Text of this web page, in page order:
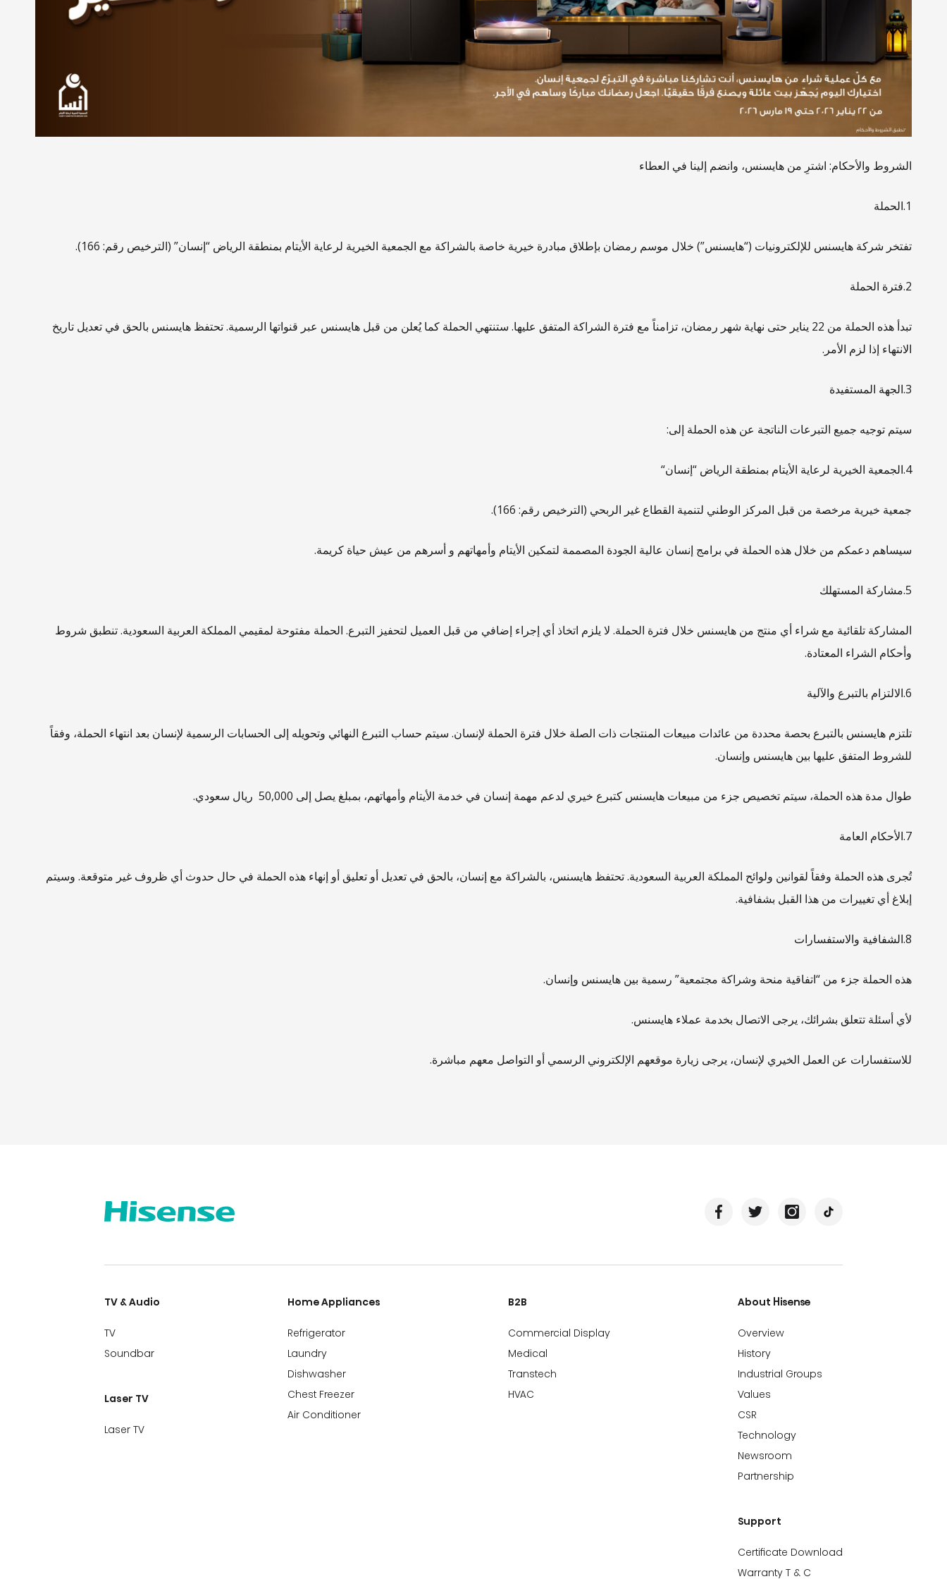
الشروط والأحكام: اشترِ من هايسنس، وانضم إلينا في العطاء
1.الحملة
تفتخر شركة هايسنس للإلكترونيات (“هايسنس”) خلال موسم رمضان بإطلاق مبادرة خيرية خاصة بالشراكة مع الجمعية الخيرية لرعاية الأيتام بمنطقة الرياض “إنسان” (الترخيص رقم: 166).
2.فترة الحملة
تبدأ هذه الحملة من 22 يناير حتى نهاية شهر رمضان، تزامناً مع فترة الشراكة المتفق عليها. ستنتهي الحملة كما يُعلن من قبل هايسنس عبر قنواتها الرسمية. تحتفظ هايسنس بالحق في تعديل تاريخ
الانتهاء إذا لزم الأمر.
3.الجهة المستفيدة
سيتم توجيه جميع التبرعات الناتجة عن هذه الحملة إلى:
4.الجمعية الخيرية لرعاية الأيتام بمنطقة الرياض “إنسان “
جمعية خيرية مرخصة من قبل المركز الوطني لتنمية القطاع غير الربحي (الترخيص رقم: 166).
سيساهم دعمكم من خلال هذه الحملة في برامج إنسان عالية الجودة المصممة لتمكين الأيتام وأمهاتهم و أسرهم من عيش حياة كريمة.
5.مشاركة المستهلك
المشاركة تلقائية مع شراء أي منتج من هايسنس خلال فترة الحملة. لا يلزم اتخاذ أي إجراء إضافي من قبل العميل لتحفيز التبرع. الحملة مفتوحة لمقيمي المملكة العربية السعودية. تنطبق شروط
وأحكام الشراء المعتادة.
6.الالتزام بالتبرع والآلية
تلتزم هايسنس بالتبرع بحصة محددة من عائدات مبيعات المنتجات ذات الصلة خلال فترة الحملة لإنسان. سيتم حساب التبرع النهائي وتحويله إلى الحسابات الرسمية لإنسان بعد انتهاء الحملة، وفقاً
للشروط المتفق عليها بين هايسنس وإنسان.
طوال مدة هذه الحملة، سيتم تخصيص جزء من مبيعات هايسنس كتبرع خيري لدعم مهمة إنسان في خدمة الأيتام وأمهاتهم، بمبلغ يصل إلى 50,000 ريال سعودي.
7.الأحكام العامة
تُجرى هذه الحملة وفقاً لقوانين ولوائح المملكة العربية السعودية. تحتفظ هايسنس، بالشراكة مع إنسان، بالحق في تعديل أو تعليق أو إنهاء هذه الحملة في حال حدوث أي ظروف غير متوقعة. وسيتم
إبلاغ أي تغييرات من هذا القبل بشفافية.
8.الشفافية والاستفسارات
هذه الحملة جزء من “اتفاقية منحة وشراكة مجتمعية” رسمية بين هايسنس وإنسان.
لأي أسئلة تتعلق بشرائك، يرجى الاتصال بخدمة عملاء هايسنس.
للاستفسارات عن العمل الخيري لإنسان، يرجى زيارة موقعهم الإلكتروني الرسمي أو التواصل معهم مباشرة.
TV & Audio
TV
Soundbar
Laser TV
Laser TV
Home Appliances
Refrigerator
Laundry
Dishwasher
Chest Freezer
Air Conditioner
B2B
Commercial Display
Medical
Transtech
HVAC
About Hisense
Overview
History
Industrial Groups
Values
CSR
Technology
Newsroom
Partnership
Support
Certificate Download
Warranty T & C